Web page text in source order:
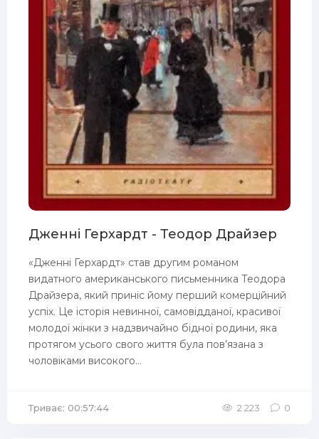
Дженні Герхардт - Теодор Драйзер
«Дженні Герхардт» став другим романом
видатного американського письменника Теодора
Драйзера, який приніс йому перший комерційний
успіх. Це історія невинної, самовідданої, красивої
молодої жінки з надзвичайно бідної родини, яка
протягом усього свого життя була пов’язана з
чоловіками високого...
Триває: 00:57:44 2 223 0